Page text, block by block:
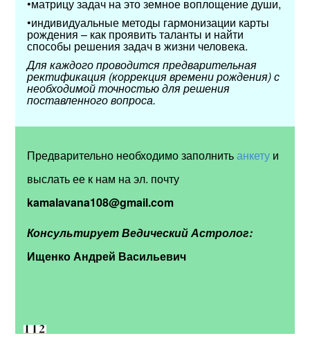
•матрицу задач на это земное воплощение души,
•индивидуальные методы гармонизации карты
рождения – как проявить таланты и найти
способы решения задач в жизни человека.
Для каждого проводится предварительная
ректификация (коррекция времени рождения) с
необходимой точностью для решения
поставленного вопроса.
Предварительно необходимо заполнитьанкету и
выслать ее к нам на эл. почту
kamalavana108@gmail.com
Консультирует Ведический Астролог:
Ищенко Андрей Васильевич